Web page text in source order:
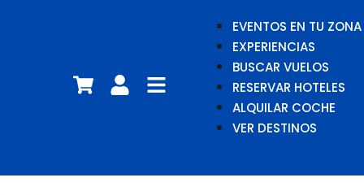
EVENTOS EN TU ZONA
EXPERIENCIAS
BUSCAR VUELOS
RESERVAR HOTELES
ALQUILAR COCHE
VER DESTINOS